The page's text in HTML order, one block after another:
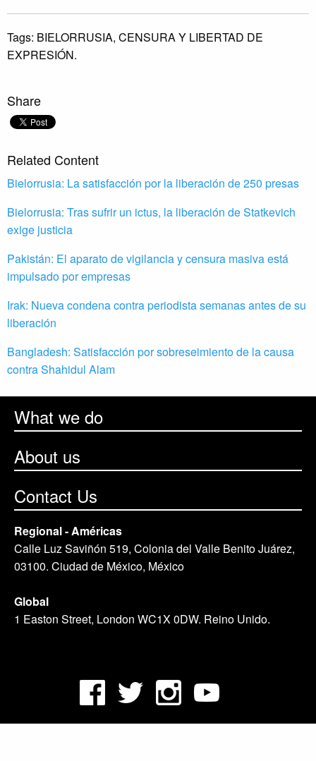
Tags: BIELORRUSIA, CENSURA Y LIBERTAD DE
EXPRESIÓN.
Share
Related Content
Bielorrusia: La satisfacción por la liberación de 250 presas
Bielorrusia: Tras sufrir un ictus, la liberación de Statkevich
exige justicia
Pakistán: El aparato de vigilancia y censura masiva está
impulsado por empresas
Irak: Nueva condena contra periodista semanas antes de su
liberación
Bangladesh: Satisfacción por sobreseimiento de la causa
contra Shahidul Alam
What we do
About us
Contact Us
Regional - Américas
Calle Luz Saviñón 519, Colonia del Valle Benito Juárez,
03100. Ciudad de México, México
Global
1 Easton Street, London WC1X 0DW. Reino Unido.